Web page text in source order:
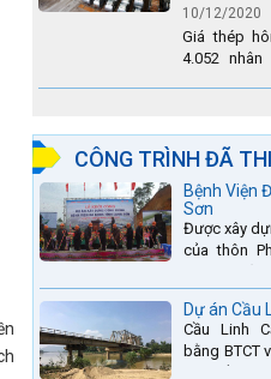
10/12/2020
Giá thép
4.052
sự gia
CÔNG TRÌNH ĐÃ
Bệnh Viện
Sơn
Được xây
của thôn
Hợp Thành (
Dự án Cầu
Cầu Linh
bằng BTCT